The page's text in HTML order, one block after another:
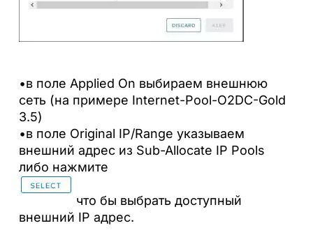
•в поле Applied On выбираем внешнюю
сеть (на примере Internet-Pool-O2DC-Gold
3.5)
•в поле Original IP/Range указываем
внешний адрес из Sub-Allocate IP Pools
либо нажмите
что бы выбрать доступный
внешний IP адрес.